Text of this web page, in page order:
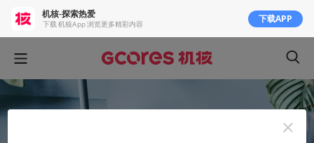
机核-探索热爱
下载 机核App 浏览更多精彩内容 下载APP